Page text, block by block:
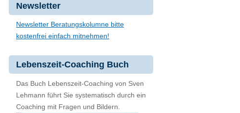
Newsletter
Newsletter Beratungskolumne bitte
kostenfrei einfach mitnehmen!
Lebenszeit-Coaching Buch
Das Buch Lebenszeit-Coaching von Sven
Lehmann führt Sie systematisch durch ein
Coaching mit Fragen und Bildern.